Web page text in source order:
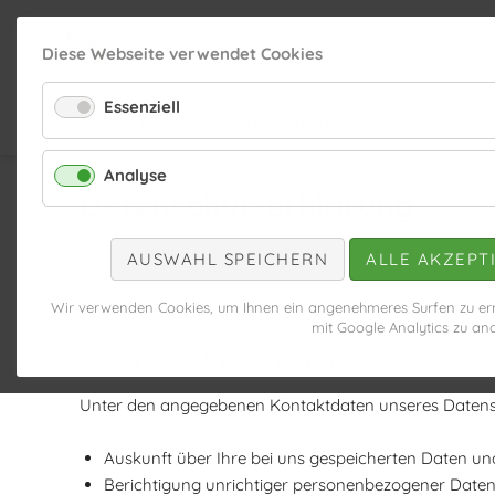
Diese Webseite verwendet Cookies
Essenziell
Analyse
AUSWAHL SPEICHERN ALLE
Wir verwenden Cookies, um Ihnen ein angenehmeres Surfen zu
mit Google Analytics zu
PRODUKTE
Datenschutzerklärung
Verantwortliche Stelle im Sinne der
Frank Demmler
Unter den angegebenen Kontaktdaten unseres
Auskunft über Ihre bei uns gespeicherten Daten
Berichtigung unrichtiger personenbezogener